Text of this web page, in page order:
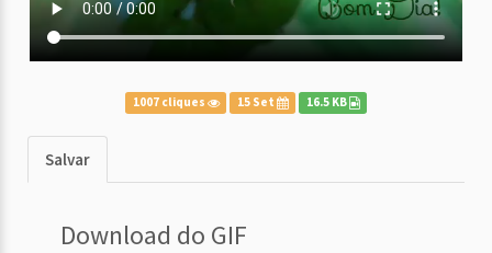
1007 cliques 15 Set 16.5 KB
Salvar
Download do GIF